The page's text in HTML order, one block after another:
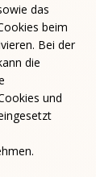
das
beim
Bei der
die
und